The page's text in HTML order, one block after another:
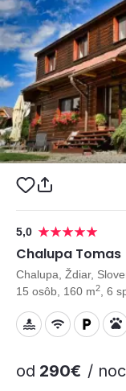
5,0
Chalupa Tomas
Chalupa, Ždiar,
15 osôb, 160 m2 , 6
od 290€ / noc